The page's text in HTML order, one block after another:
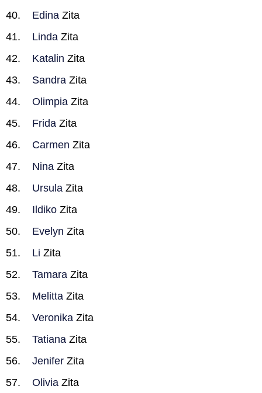
Edina Zita
Linda Zita
Katalin Zita
Sandra Zita
Olimpia Zita
Frida Zita
Carmen Zita
Nina Zita
Ursula Zita
Ildiko Zita
Evelyn Zita
Li Zita
Tamara Zita
Melitta Zita
Veronika Zita
Tatiana Zita
Jenifer Zita
Olivia Zita